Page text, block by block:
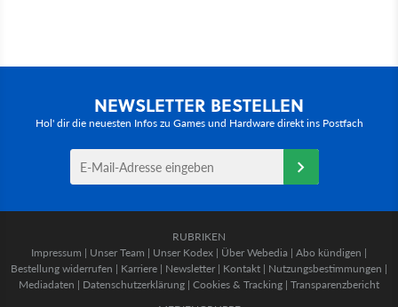
NEWSLETTER BESTELLEN
Hol' dir die neuesten Infos zu Games und Hardware direkt ins Postfach
RUBRIKEN
Impressum | Unser Team | Unser Kodex | Über Webedia | Abo kündigen |
Bestellung widerrufen | Karriere | Newsletter | Kontakt | Nutzungsbestimmungen |
Mediadaten | Datenschutzerklärung | Cookies & Tracking | Transparenzbericht